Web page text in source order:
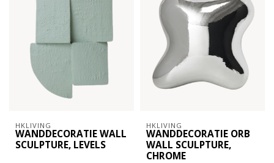
HKLIVING
WANDDECORATIE WALL
SCULPTURE, LEVELS
HKLIVING
WANDDECORATIE ORB
WALL SCULPTURE,
CHROME